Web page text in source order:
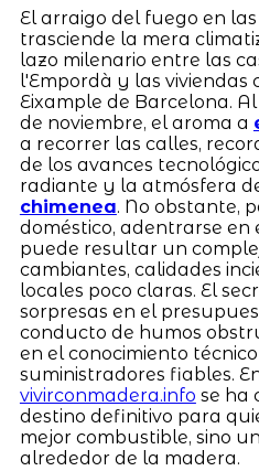
El arraigo del fuego en las
trasciende la mera
lazo milenario entre las
l'Empordà y las viviendas
Eixample de Barcelona.
de noviembre, el aroma a
a recorrer las calles,
de los avances
radiante y la atmósfera
chimenea. No obstante,
doméstico, adentrarse en
puede resultar un
cambiantes, calidades
locales poco claras. El
sorpresas en el
conducto de humos
en el conocimiento
suministradores fiables.
vivirconmadera.info se ha
destino definitivo para
mejor combustible, sino
alrededor de la madera.